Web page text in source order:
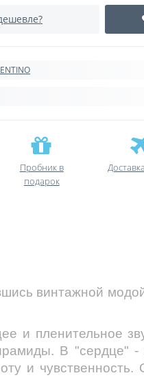
Пробник в
подарок
винтажной
и пленительное
В "сердце" -
и